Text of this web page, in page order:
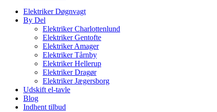
Elektriker Døgnvagt
By Del
Elektriker Charlottenlund
Elektriker Gentofte
Elektriker Amager
Elektriker Tårnby
Elektriker Hellerup
Elektriker Dragør
Elektriker Jægersborg
Udskift el-tavle
Blog
Indhent tilbud